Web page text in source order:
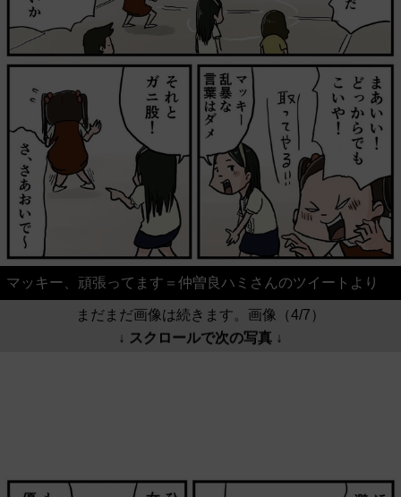
マッキー、頑張ってます＝仲曽良ハミさんのツイートより
まだまだ画像は続きます。画像（4/7）
↓ スクロールで次の写真 ↓